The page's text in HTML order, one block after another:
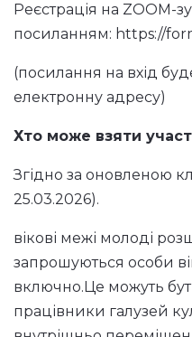
Реєстрація на ZOOM-
посиланням: https://
(посилання на вхід
електронну адресу)
Хто може взяти
Згідно за оновленою
25.03.2026).
вікові межі молоді
запрошуються особи
включно.Це можуть
працівники галузей